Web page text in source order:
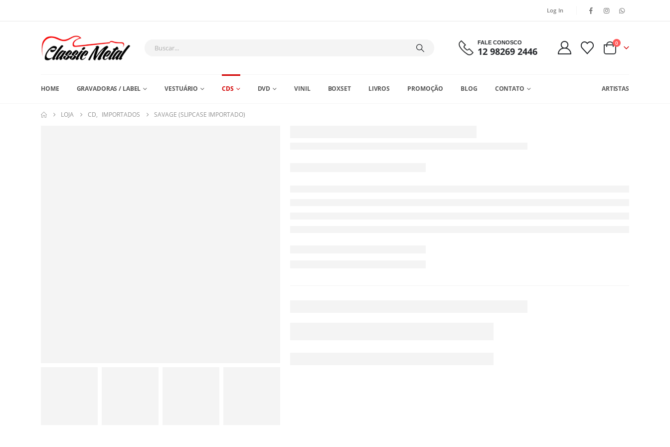
Log In
FALE CONOSCO
12 98269 2446
0
HOME GRAVADORAS / LABEL VESTUÁRIO CDS DVD VINIL BOXSET LIVROS PROMOÇÃO BLOG CONTATO ARTISTAS
LOJA CD, IMPORTADOS SAVAGE (SLIPCASE IMPORTADO)